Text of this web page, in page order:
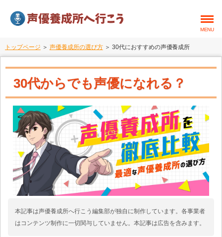
MENU
トップページ ＞ 声優養成所の選び方＞ 30代におすすめの声優養成所
30代からでも声優になれる？
本記事は声優養成所へ行こう編集部が独自に制作しています。各事業者
はコンテンツ制作に一切関与していません。本記事は広告を含みます。